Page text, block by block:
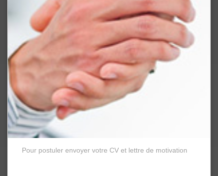
Pour postuler envoyer votre CV et lettre de motivation